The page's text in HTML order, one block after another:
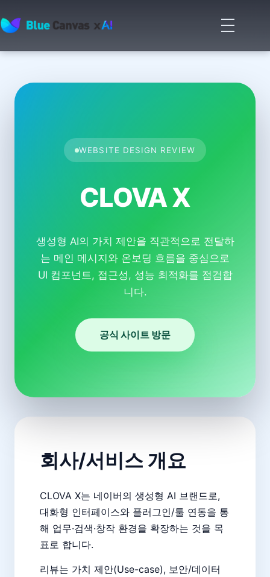
BLUECANVAS
메
뉴
기
WEBSITE DESIGN REVIEW
CLOVA X
생성형 AI의 가치 제안을 직관적으로 전달하
는 메인 메시지와 온보딩 흐름을 중심으로
UI 컴포넌트, 접근성, 성능 최적화를 점검합
니다.
공식 사이트 방문
회사/서비스 개요
CLOVA X는 네이버의 생성형 AI 브랜드로,
대화형 인터페이스와 플러그인/툴 연동을 통
해 업무·검색·창작 환경을 확장하는 것을 목
표로 합니다.
리뷰는 가치 제안(Use-case), 보안/데이터